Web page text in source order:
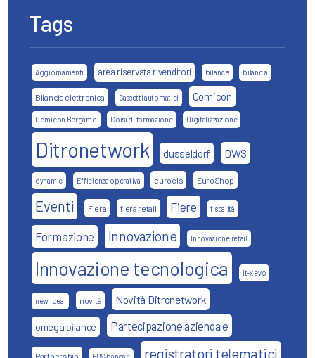
Tags
Aggiornamenti area riservata rivenditori bilance bilancia
Bilancia elettronica Cassetti automatici Comicon
Comicon Bergamo Corsi di formazione Digitalizzazione
Ditronetwork dusseldorf DWS
dynamic Efficienza operativa eurocis EuroShop
Eventi Fiera fiera retail Fiere fiscalità
Formazione Innovazione Innovazione retail
Innovazione tecnologica it-x evo
new ideal novità Novità Ditronetwork
omega bilance Partecipazione aziendale
Partnership registratori telematici